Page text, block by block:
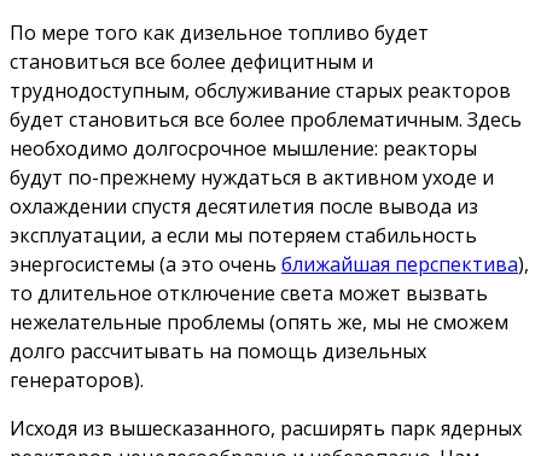
По мере того как дизельное топливо будет
становиться все более дефицитным и
труднодоступным, обслуживание старых реакторов
будет становиться все более проблематичным. Здесь
необходимо долгосрочное мышление: реакторы
будут по-прежнему нуждаться в активном уходе и
охлаждении спустя десятилетия после вывода из
эксплуатации, а если мы потеряем стабильность
энергосистемы (а это очень ближайшая перспектива),
то длительное отключение света может вызвать
нежелательные проблемы (опять же, мы не сможем
долго рассчитывать на помощь дизельных
генераторов).
Исходя из вышесказанного, расширять парк ядерных